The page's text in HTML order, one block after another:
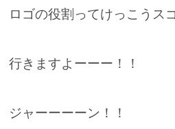
ロゴの役割ってけっこうス
行きますよーーー！！
ジャーーーーン！！